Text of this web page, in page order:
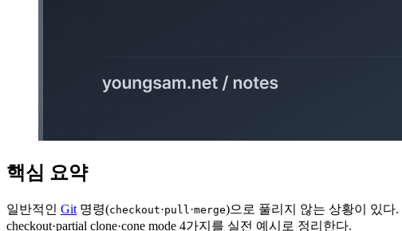
핵심 요약
일반적인 Git 명령(checkout·pull ·merge)으로 풀리지 않는 상황이 있다
checkout·partial clone·cone mode 4가지를 실전 예시로 정리한다.